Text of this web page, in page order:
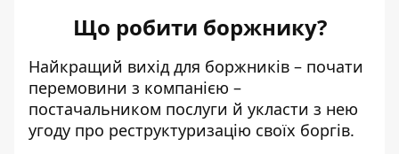
Що робити боржнику?
Найкращий вихід для боржників – почати
перемовини з компанією –
постачальником послуги й укласти з нею
угоду про реструктуризацію своїх боргів.